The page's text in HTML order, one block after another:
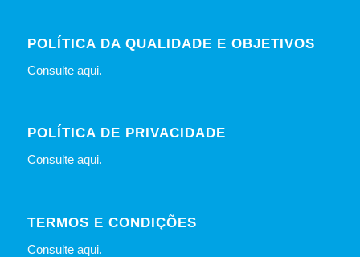
POLÍTICA DA QUALIDADE E OBJETIVOS
Consulte aqui.
POLÍTICA DE PRIVACIDADE
Consulte aqui.
TERMOS E CONDIÇÕES
Consulte aqui.